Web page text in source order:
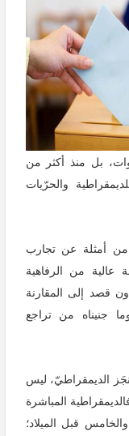
كبيرة، لا نعيشها منذ 7 سنوات، بل منذ أكثر من
والحرّيات
أمثلة عن تجارب
عالية من الرفاهية
قصد إلى المقارنة
جنيناه من تراجع
الديمقراطيّ، ليس
المباشرة
قبل الميلاد؛